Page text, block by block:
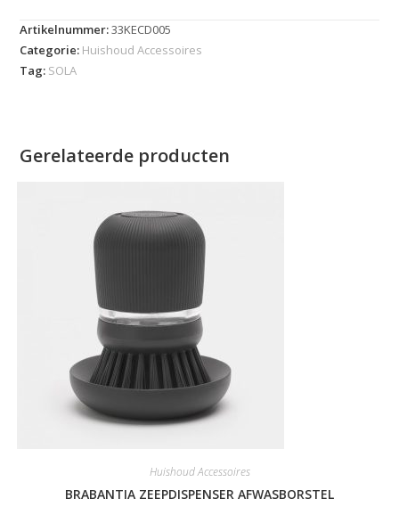
Artikelnummer:33KECD005
Categorie: Huishoud Accessoires
Tag: SOLA
Gerelateerde producten
Huishoud Accessoires
BRABANTIA ZEEPDISPENSER AFWASBORSTEL